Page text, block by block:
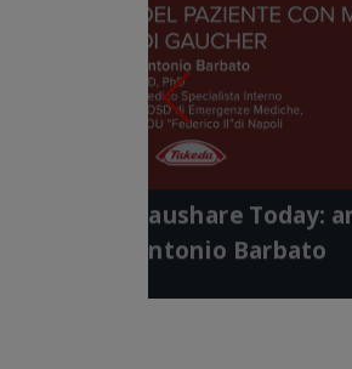
Gaushare Today:
Serena Gasperini
Video
Gaushare Today: meno attese,
Dott. Antonio BarbatoGaushare Today:
Antonio Barbato